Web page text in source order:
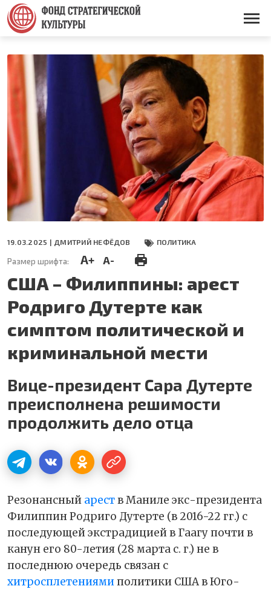
Перейти
основному
содержанию
Основная
19.03.2025 | ДМИТРИЙ НЕФЁДОВ ПОЛИТИКА
Размер шрифта: A+ A-
США – Филиппины: арест
Родриго Дутерте как
симптом политической и
криминальной мести
Вице-президент Сара Дутерте
преисполнена решимости
продолжить дело отца
Резонансный ареств Маниле экс-президента
Филиппин Родриго Дутерте (в 2016-22 гг.) с
последующей экстрадицией в Гаагу почти в
канун его 80-летия (28 марта с. г.) не в
последнюю очередь связан с
хитросплетениямиполитики США в Юго-